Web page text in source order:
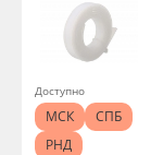
Доступно
МСК
СПБ
РНД